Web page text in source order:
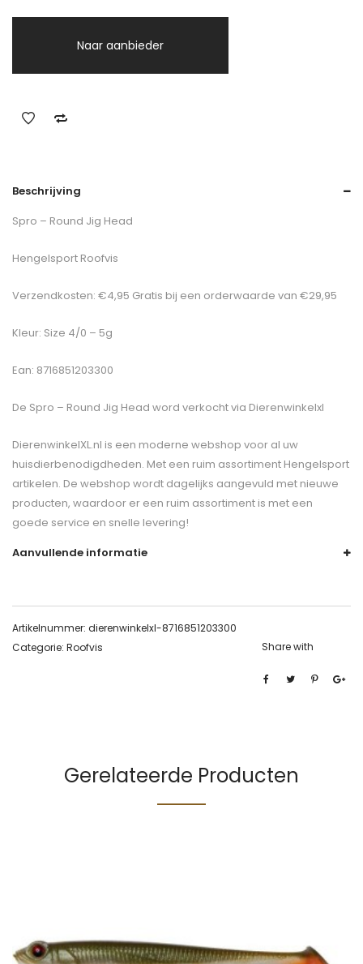
Naar aanbieder
Beschrijving
Spro – Round Jig Head
Hengelsport Roofvis
Verzendkosten: €4,95 Gratis bij een orderwaarde van €29,95
Kleur: Size 4/0 – 5g
Ean: 8716851203300
De Spro – Round Jig Head word verkocht via Dierenwinkelxl
DierenwinkelXL.nl is een moderne webshop voor al uw
huisdierbenodigdheden. Met een ruim assortiment Hengelsport
artikelen. De webshop wordt dagelijks aangevuld met nieuwe
producten, waardoor er een ruim assortiment is met een
goede service en snelle levering!
Aanvullende informatie
Artikelnummer: dierenwinkelxl-8716851203300
Categorie: Roofvis Share with
Gerelateerde Producten